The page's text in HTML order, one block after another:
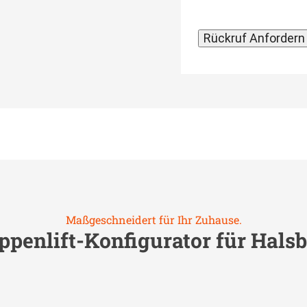
Maßgeschneidert für Ihr Zuhause.
Konfigurator für